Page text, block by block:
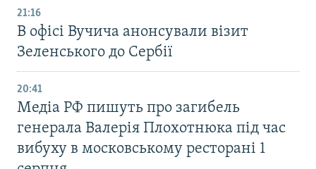
21:16
В офісі Вучича анонсували візит
Зеленського до Сербії
20:41
Медіа РФ пишуть про загибель
генерала Валерія Плохотнюка під час
вибуху в московському ресторані 1